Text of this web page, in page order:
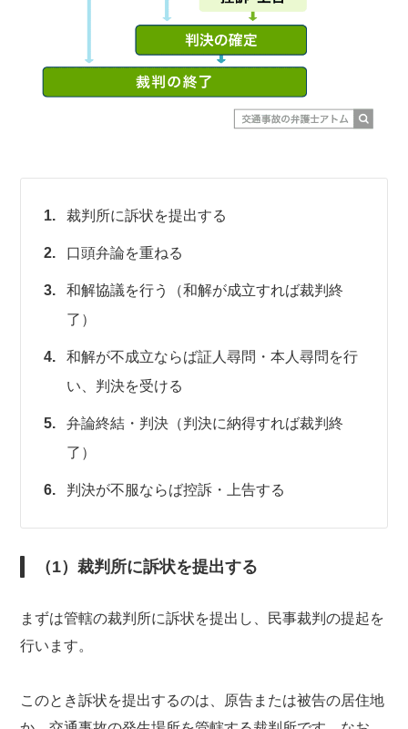
裁判所に訴状を提出する
口頭弁論を重ねる
和解協議を行う（和解が成立すれば裁判終
了）
和解が不成立ならば証人尋問・本人尋問を行
い、判決を受ける
弁論終結・判決（判決に納得すれば裁判終
了）
判決が不服ならば控訴・上告する
（1）裁判所に訴状を提出する
まずは管轄の裁判所に訴状を提出し、民事裁判の提起を
行います。
このとき訴状を提出するのは、原告または被告の居住地